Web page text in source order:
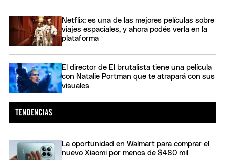
Netflix: es una de las mejores películas sobre
viajes espaciales, y ahora podés verla en la
plataforma
El director de El brutalista tiene una película
con Natalie Portman que te atrapará con sus
visuales
La oportunidad en Walmart para comprar el
nuevo Xiaomi por menos de $480 mil